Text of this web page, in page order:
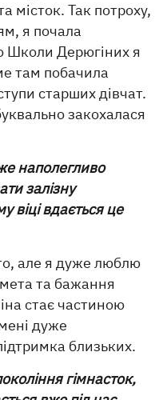
місток. Так потроху,
я почала
Школи Дерюгіних я
там побачила
старших дівчат.
закохалася
наполегливо
залізну
віці вдається це
але я дуже люблю
та бажання
стає частиною
дуже
близьких.
гімнасток,